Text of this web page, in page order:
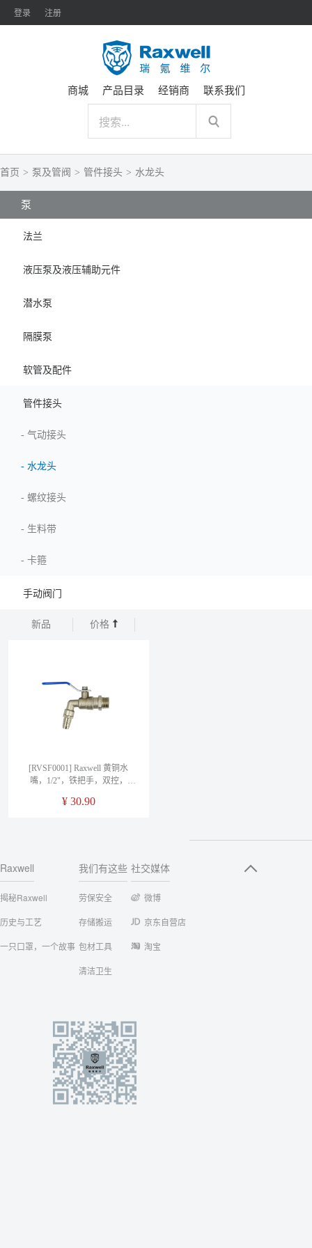
登录 注册
商城 产品目录 经销商 联系我们
首页 > 泵及管阀 > 管件接头 > 水龙头
泵
法兰
液压泵及液压辅助元件
潜水泵
隔膜泵
软管及配件
管件接头
- 气动接头
- 水龙头
- 螺纹接头
- 生料带
- 卡箍
手动阀门
新品 价格
[RVSF0001] Raxwell 黄铜水
嘴，1/2"，铁把手，双控，
¥ 30.90
Raxwell
揭秘Raxwell
历史与工艺
一只口罩，一个故事
我们有这些
劳保安全
存储搬运
包材工具
清洁卫生
社交媒体
微博
京东自营店
淘宝